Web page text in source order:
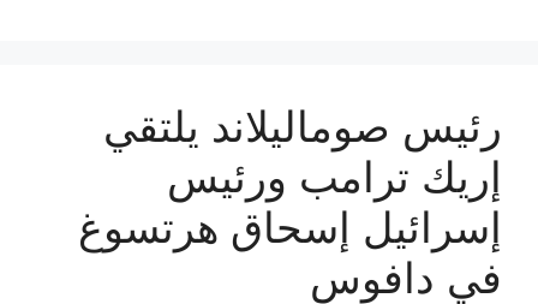
رئيس صوماليلاند يلتقي
إريك ترامب ورئيس
إسرائيل إسحاق هرتسوغ
في دافوس